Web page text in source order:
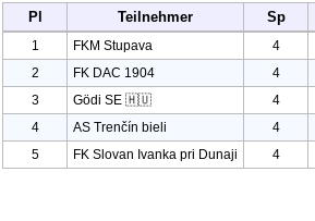
Pl Teilnehmer Sp
1 FKM Stupava 4
2
FK DAC 1904 4
3
Gödi SE 🇭🇺 4
4
AS Trenčín bieli 4
5
FK Slovan Ivanka pri Dunaji 4